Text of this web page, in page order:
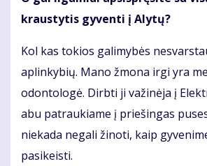
kraustytis gyventi į Alytų?
Kol kas tokios galimybės
aplinkybių. Mano žmona irgi yra
odontologė. Dirbti ji važinėja į
abu patraukiame į priešingas
niekada negali žinoti, kaip
pasikeisti.